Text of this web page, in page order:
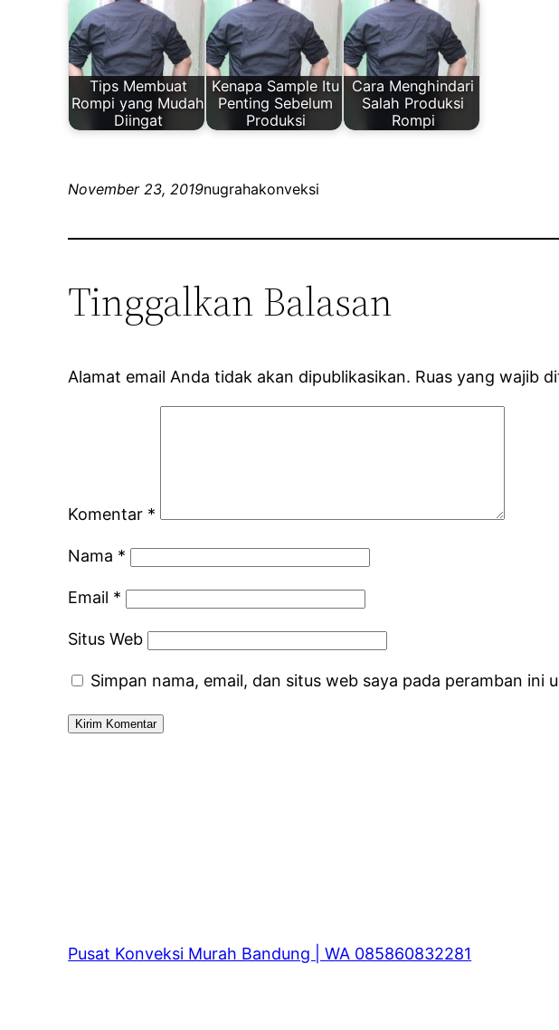
Tips Membuat
Rompi yang Mudah
Diingat
Kenapa Sample Itu
Penting Sebelum
Produksi
Cara Menghindari
Salah Produksi
Rompi
November 23, 2019nugrahakonveksi
Tinggalkan Balasan
Alamat email Anda tidak akan dipublikasikan. Ruas yang wajib
Komentar *
Nama *
Email *
Situs Web
Simpan nama, email, dan situs web saya pada peramban ini
Pusat Konveksi Murah Bandung | WA 085860832281